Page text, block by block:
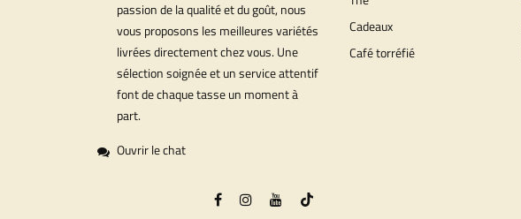
passion de la qualité et du goût, nous
vous proposons les meilleures variétés
livrées directement chez vous. Une
sélection soignée et un service attentif
font de chaque tasse un moment à
part.
Ouvrir le chat
Cadeaux
Café torréfié